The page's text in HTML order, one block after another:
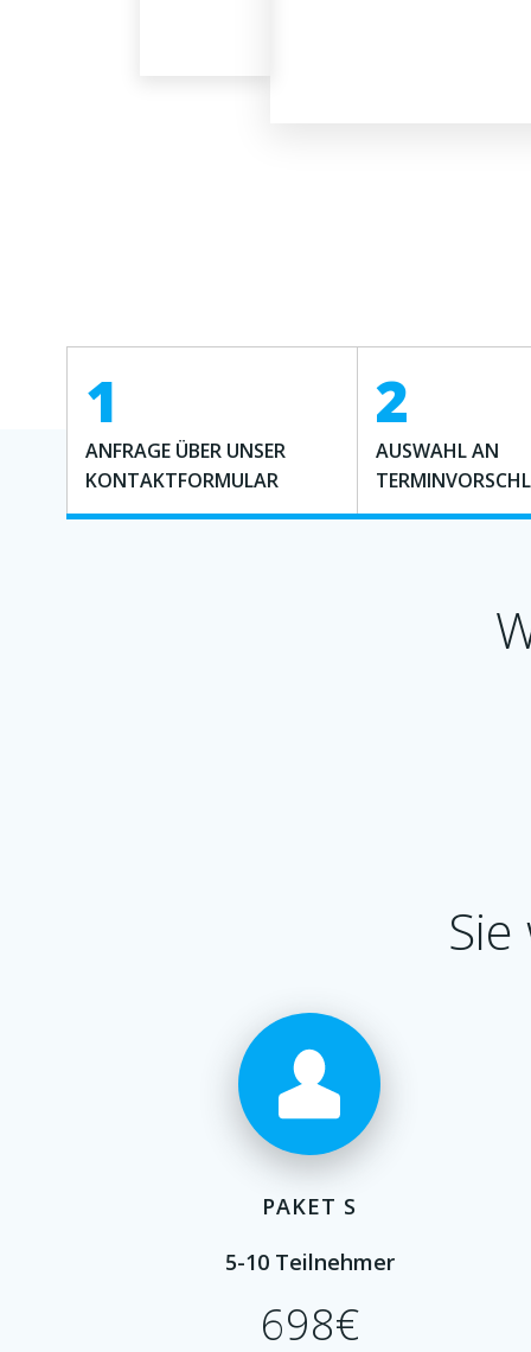
1
ANFRAGE ÜBER UNSER
KONTAKTFORMULAR
2
AUSWAHL AN
PAKET S
5-10 Teilnehmer
698€